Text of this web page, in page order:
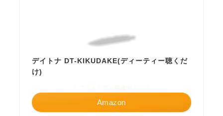
デイトナ DT-KIKUDAKE(ディーティー聴くだ
け)
Amazon